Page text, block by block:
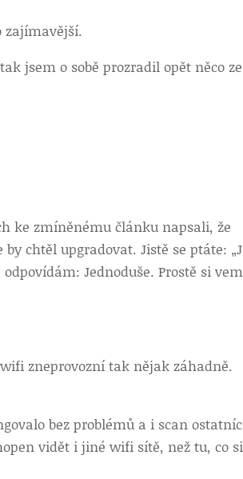
zajímavější.
jsem o sobě prozradil opět něco ze
ke zmíněnému článku napsali, že
chtěl upgradovat. Jistě se ptáte:
Jednoduše. Prostě si
zneprovozní tak nějak záhadně.
bez problémů a i scan
vidět i jiné wifi sítě, než tu, co si